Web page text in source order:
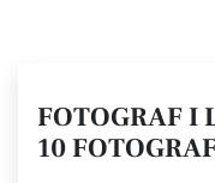
FOTOGRAF I
10